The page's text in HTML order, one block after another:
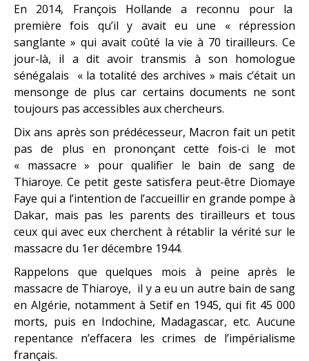
En 2014, François Hollande a reconnu pour la
première fois qu’il y avait eu une « répression
sanglante » qui avait coûté la vie à 70 tirailleurs. Ce
jour-là, il a dit avoir transmis à son homologue
sénégalais « la totalité des archives » mais c’était un
mensonge de plus car certains documents ne sont
toujours pas accessibles aux chercheurs.
Dix ans après son prédécesseur, Macron fait un petit
pas de plus en prononçant cette fois-ci le mot
« massacre » pour qualifier le bain de sang de
Thiaroye. Ce petit geste satisfera peut-être Diomaye
Faye qui a l’intention de l’accueillir en grande pompe à
Dakar, mais pas les parents des tirailleurs et tous
ceux qui avec eux cherchent à rétablir la vérité sur le
massacre du 1er décembre 1944.
Rappelons que quelques mois à peine après le
massacre de Thiaroye, il y a eu un autre bain de sang
en Algérie, notamment à Setif en 1945, qui fit 45 000
morts, puis en Indochine, Madagascar, etc. Aucune
repentance n’effacera les crimes de l’impérialisme
français.